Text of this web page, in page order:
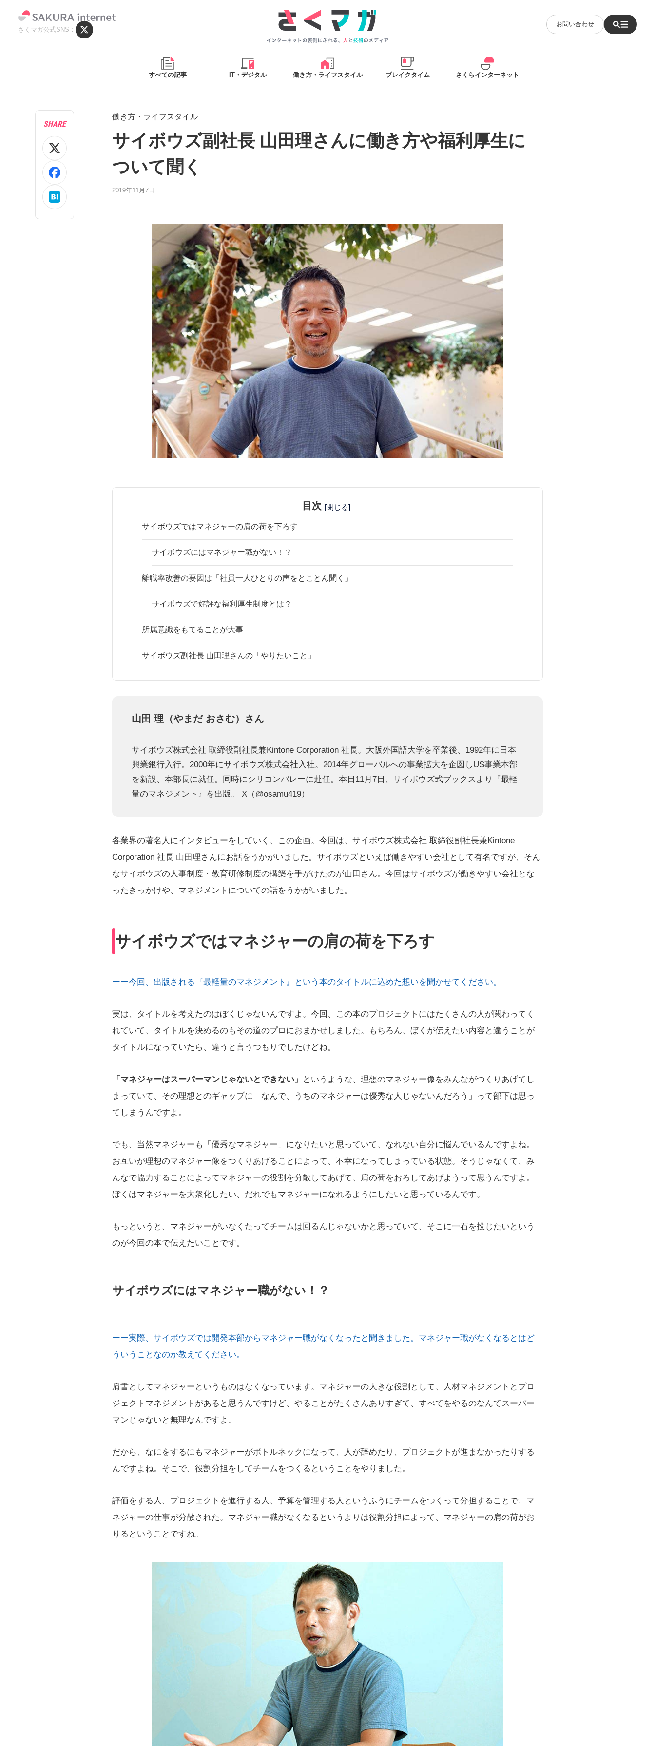
さくマガ公式SNS
お問い合わせ
すべての記事 IT・デジタル 働き方・ライフスタイル ブレイクタイム さくらインターネット
働き方・ライフスタイル
サイボウズ副社長 山田理さんに働き方や福利厚生に
ついて聞く
2019年11月7日
SHARE
目次 [閉じる]
サイボウズではマネジャーの肩の荷を下ろす
サイボウズにはマネジャー職がない！？
離職率改善の要因は「社員一人ひとりの声をとことん聞く」
サイボウズで好評な福利厚生制度とは？
所属意識をもてることが大事
サイボウズ副社長 山田理さんの「やりたいこと」
山田 理（やまだ おさむ）さん
サイボウズ株式会社 取締役副社長兼Kintone Corporation 社長。大阪外国語大学を卒業後、1992年に日本
興業銀行入行。2000年にサイボウズ株式会社入社。2014年グローバルへの事業拡大を企図しUS事業本部
を新設、本部長に就任。同時にシリコンバレーに赴任。本日11月7日、サイボウズ式ブックスより『最軽
量のマネジメント 』を出版。 X（@osamu419）
各業界の著名人にインタビューをしていく、この企画。今回は、サイボウズ株式会社 取締役副社長兼Kintone
Corporation 社長 山田理さんにお話をうかがいました。サイボウズといえば働きやすい会社として有名ですが、そん
なサイボウズの人事制度・教育研修制度の構築を手がけたのが山田さん。今回はサイボウズが働きやすい会社とな
ったきっかけや、マネジメントについての話をうかがいました。
サイボウズではマネジャーの肩の荷を下ろす
ーー今回、出版される『最軽量のマネジメント』という本のタイトルに込めた想いを聞かせてください。
実は、タイトルを考えたのはぼくじゃないんですよ。今回、この本のプロジェクトにはたくさんの人が関わってく
れていて、タイトルを決めるのもその道のプロにおまかせしました。もちろん、ぼくが伝えたい内容と違うことが
タイトルになっていたら、違うと言うつもりでしたけどね。
「マネジャーはスーパーマンじゃないとできない」
というような、理想のマネジャー像をみんながつくりあげてし
まっていて、その理想とのギャップに「なんで、うちのマネジャーは優秀な人じゃないんだろう」って部下は思っ
てしまうんですよ。
でも、当然マネジャーも「優秀なマネジャー」になりたいと思っていて、なれない自分に悩んでいるんですよね。
お互いが理想のマネジャー像をつくりあげることによって、不幸になってしまっている状態。そうじゃなくて、み
んなで協力することによってマネジャーの役割を分散してあげて、肩の荷をおろしてあげようって思うんですよ。
ぼくはマネジャーを大衆化したい、だれでもマネジャーになれるようにしたいと思っているんです。
もっというと、マネジャーがいなくたってチームは回るんじゃないかと思っていて、そこに一石を投じたいという
のが今回の本で伝えたいことです。
サイボウズにはマネジャー職がない！？
ーー実際、サイボウズでは開発本部からマネジャー職がなくなったと聞きました。マネジャー職がなくなるとはど
ういうことなのか教えてください。
肩書としてマネジャーというものはなくなっています。マネジャーの大きな役割として、人材マネジメントとプロ
ジェクトマネジメントがあると思うんですけど、やることがたくさんありすぎて、すべてをやるのなんてスーパー
マンじゃないと無理なんですよ。
だから、なにをするにもマネジャーがボトルネックになって、人が辞めたり、プロジェクトが進まなかったりする
んですよね。そこで、役割分担をしてチームをつくるということをやりました。
評価をする人、プロジェクトを進行する人、予算を管理する人というふうにチームをつくって分担することで、マ
ネジャーの仕事が分散された。マネジャー職がなくなるというよりは役割分担によって、マネジャーの肩の荷がお
りるということですね。